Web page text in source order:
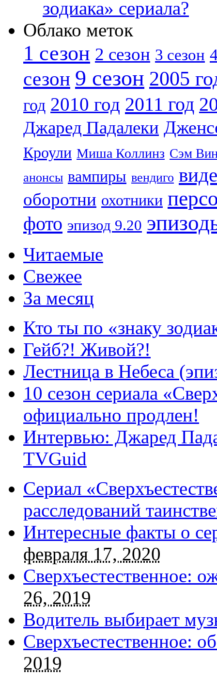
зодиака» сериала?
Облако меток
1 сезон 2 сезон 3 сезон
сезон 9 сезон 2005
год 2010 год 2011 год
Джаред Падалеки
Кроули Миша Коллинз Сэм
анонсы вампиры вендиго
оборотни охотники
фото эпизод 9.20
Читаемые
Свежее
За месяц
Кто ты по «знаку
Гейб?! Живой?!
Лестница в Небеса
10 сезон сериала
официально продлен!
Интервью: Джаред
TVGuid
Сериал
расследований
Интересные факты о
февраля 17, 2020
Сверхъестественное:
26, 2019
Водитель выбирает
Сверхъестественное:
2019